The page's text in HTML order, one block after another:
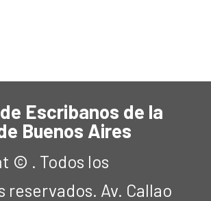
Escribanos de la
Buenos Aires
© . Todos los
reservados. Av. Callao